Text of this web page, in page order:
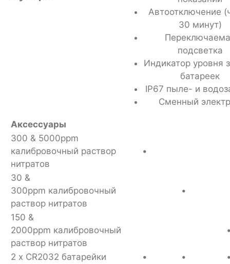
Автоотключение
30 минут)
подсветка
Индикатор уровня
батареек
IP67 пыле- и
Сменный
Аксессуары
300 & 5000ppm
калибровочный раствор
нитратов
•
30 &
300ppm калибровочный
раствор нитратов
•
150 &
2000ppm калибровочный
раствор нитратов
2 x CR2032 батарейки • •